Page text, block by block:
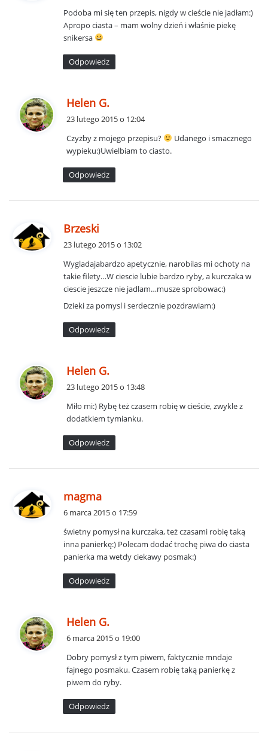
z
e
:
Podoba mi się ten przepis, nigdy w cieście nie jadłam:)
Apropo ciasta – mam wolny dzień i właśnie piekę
snikersa
Odpowiedz
Helen G.
z
e
:
23 lutego 2015 o 12:04
Czyżby z mojego przepisu?
Udanego i smacznego
wypieku:)Uwielbiam to ciasto.
Odpowiedz
Brzeski
z
e
:
23 lutego 2015 o 13:02
Wygladajabardzo apetycznie, narobilas mi ochoty na
takie filety…W ciescie lubie bardzo ryby, a kurczaka w
ciescie jeszcze nie jadlam…musze sprobowac:)
Dzieki za pomysl i serdecznie pozdrawiam:)
Odpowiedz
Helen G.
z
e
:
23 lutego 2015 o 13:48
Miło mi:) Rybę też czasem robię w cieście, zwykle z
dodatkiem tymianku.
Odpowiedz
magma
z
e
:
6 marca 2015 o 17:59
świetny pomysł na kurczaka, też czasami robię taką
inna panierkę:) Polecam dodać trochę piwa do ciasta
panierka ma wetdy ciekawy posmak:)
Odpowiedz
Helen G.
z
e
6 marca 2015 o 19:00
Dobry pomysł z tym piwem, faktycznie mndaje
fajnego posmaku. Czasem robię taką panierkę z
piwem do ryby.
Odpowiedz